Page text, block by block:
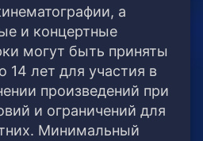
а
и концертные
могут быть приняты
14 лет для участия в
произведений при
и ограничений для
Минимальный